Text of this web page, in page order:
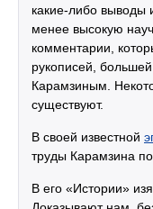
какие-либо
менее высокую
комментарии,
рукописей,
Карамзиным.
существуют.
В своей известной
труды Карамзина
В его «Истории»